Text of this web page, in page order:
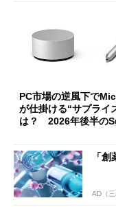
PC市場の逆風下で
が仕掛ける“サプライ
は？ 2026年後半の
「
AD（三